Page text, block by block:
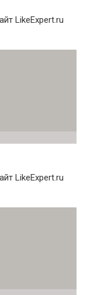
LikeExpert.ru
LikeExpert.ru